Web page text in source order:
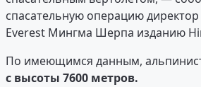
спасательную операцию
Everest Мингма Шерпа изданию
По имеющимся данным,
с высоты 7600 метров.